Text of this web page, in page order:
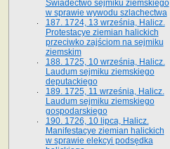
Świadectwo sejmiku ziemskiego
w sprawie wywodu szlachectwa
187. 1724, 13 września, Halicz.
Protestacye ziemian halickich
przeciwko zajściom na sejmiku
ziemskim
188. 1725, 10 września, Halicz.
Laudum sejmiku ziemskiego
deputackiego
189. 1725, 11 września, Halicz.
Laudum sejmiku ziemskiego
gospodarskiego
190. 1726, 10 lipca, Halicz.
Manifestacye ziemian halickich
w sprawie elekcyi podsędka